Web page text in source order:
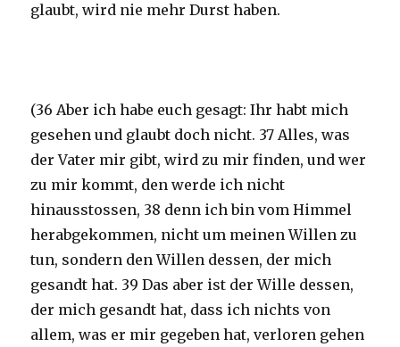
glaubt, wird nie mehr Durst haben.
(36 Aber ich habe euch gesagt: Ihr habt mich
gesehen und glaubt doch nicht. 37 Alles, was
der Vater mir gibt, wird zu mir finden, und wer
zu mir kommt, den werde ich nicht
hinausstossen, 38 denn ich bin vom Himmel
herabgekommen, nicht um meinen Willen zu
tun, sondern den Willen dessen, der mich
gesandt hat. 39 Das aber ist der Wille dessen,
der mich gesandt hat, dass ich nichts von
allem, was er mir gegeben hat, verloren gehen